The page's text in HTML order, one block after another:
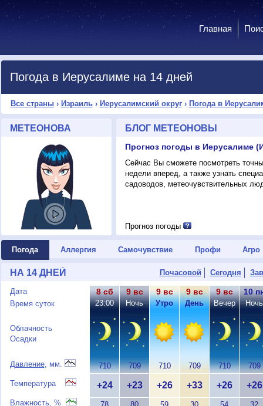
Главная
Погода в Иерусалиме на 14 дней
Все страны› Израиль› Иерусалимский округ› Погода в
МЕТЕОНОВА БЛОГ МЕТЕОНОВЫ
Прогноз погоды в Иерусалиме
Сейчас Вы сможете посмотреть
недели вперед, а также узнать
садоводов, метеочувствительных
Прогноз погоды
Погода Аллергия Самочувствие Профи Агро
НА 14 ДНЕЙ Почасовой Сегодня
Дата
Время суток
Облачность
Осадки
Давление, мм.
Температура
Влажность, %
8 сб
23:00
710
+24
9 вс
Ночь
709
+23
9 вс
Утро
710
+26
9 вс
День
709
+33
9 вс
Вечер
710
+26
10
Ночь
709
+26